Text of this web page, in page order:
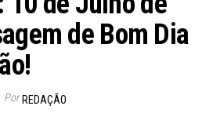
de Bom Dia
Por REDAÇÃO